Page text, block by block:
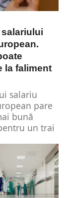
la faliment
salariu
pare
bună
un trai